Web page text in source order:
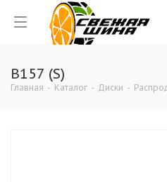
B157 (S)
Главная - Каталог - Диски -